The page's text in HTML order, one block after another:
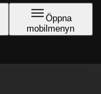
Öppna
mobilmenyn